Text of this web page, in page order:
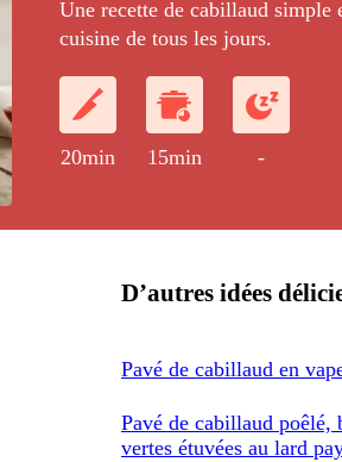
Une recette de cabillaud simple
cuisine de tous les jours.
20min 15min -
D’autres idées
Pavé de cabillaud en
Pavé de cabillaud poêlé,
vertes étuvées au lard